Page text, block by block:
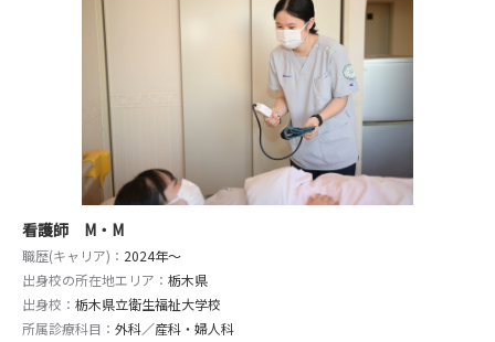
看護師 M・M
職歴(キャリア)： 2024年〜
出身校の所在地エリア： 栃木県
出身校： 栃木県立衛生福祉大学校
所属診療科目： 外科／産科・婦人科